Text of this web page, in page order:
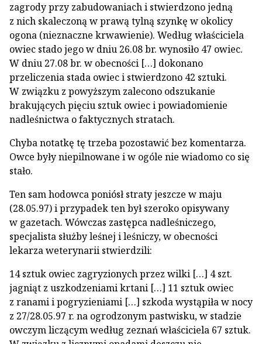
zagrody przy zabudowaniach i stwierdzono jedną
z nich skaleczoną w prawą tylną szynkę w okolicy
ogona (nieznaczne krwawienie). Według właściciela
owiec stado jego w dniu 26.08 br. wynosiło 47 owiec.
W dniu 27.08 br. w obecności […] dokonano
przeliczenia stada owiec i stwierdzono 42 sztuki.
W związku z powyższym zalecono odszukanie
brakujących pięciu sztuk owiec i powiadomienie
nadleśnictwa o faktycznych stratach.
Chyba notatkę tę trzeba pozostawić bez komentarza.
Owce były niepilnowane i w ogóle nie wiadomo co się
stało.
Ten sam hodowca poniósł straty jeszcze w maju
(28.05.97) i przypadek ten był szeroko opisywany
w gazetach. Wówczas zastępca nadleśniczego,
specjalista służby leśnej i leśniczy, w obecności
lekarza weterynarii stwierdzili:
14 sztuk owiec zagryzionych przez wilki […] 4 szt.
jagniąt z uszkodzeniami krtani […] 11 sztuk owiec
z ranami i pogryzieniami […] szkoda wystąpiła w nocy
z 27/28.05.97 r. na ogrodzonym pastwisku, w stadzie
owczym liczącym według zeznań właściciela 67 sztuk.